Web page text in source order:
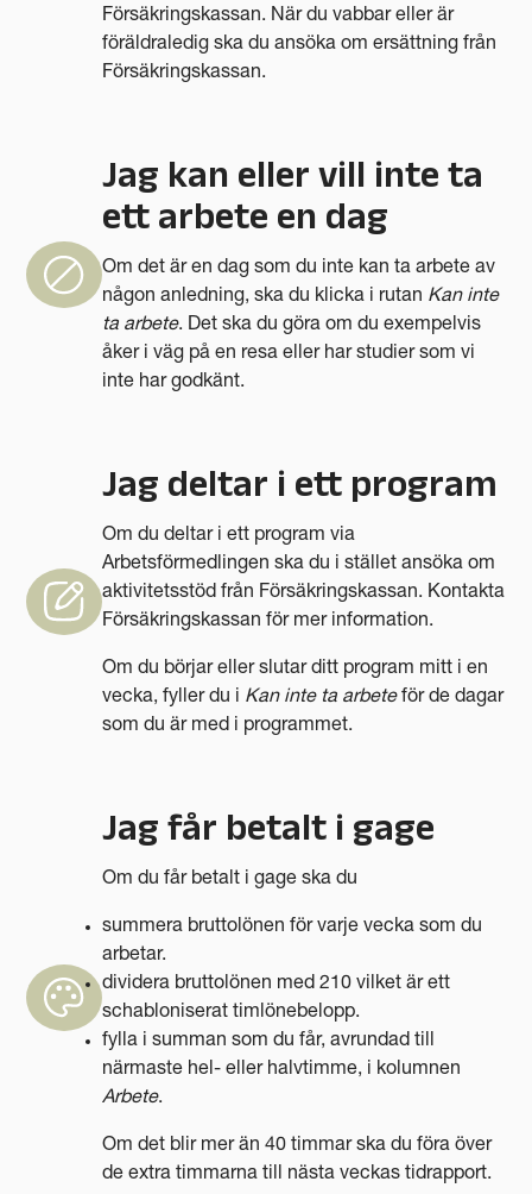
Försäkringskassan. När du vabbar eller är
föräldraledig ska du ansöka om ersättning från
Försäkringskassan.
Jag kan eller vill inte ta
ett arbete en dag
Om det är en dag som du inte kan ta arbete av
någon anledning, ska du klicka i rutan Kan inte
ta arbete. Det ska du göra om du exempelvis
åker i väg på en resa eller har studier som vi
inte har godkänt.
Jag deltar i ett program
Om du deltar i ett program via
Arbetsförmedlingen ska du i stället ansöka om
aktivitetsstöd från Försäkringskassan. Kontakta
Försäkringskassan för mer information.
Om du börjar eller slutar ditt program mitt i en
vecka, fyller du i Kan inte ta arbeteför de dagar
som du är med i programmet.
Jag får betalt i gage
Om du får betalt i gage ska du
summera bruttolönen för varje vecka som du
arbetar.
dividera bruttolönen med 210 vilket är ett
schabloniserat timlönebelopp.
fylla i summan som du får, avrundad till
närmaste hel- eller halvtimme, i kolumnen
Arbete.
Om det blir mer än 40 timmar ska du föra över
de extra timmarna till nästa veckas tidrapport.